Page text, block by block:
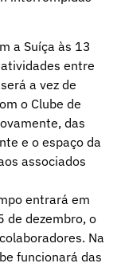
a Suíça às 13
entre
a vez de
o Clube de
das
e o espaço da
associados
entrará em
de dezembro, o
Na
funcionará das